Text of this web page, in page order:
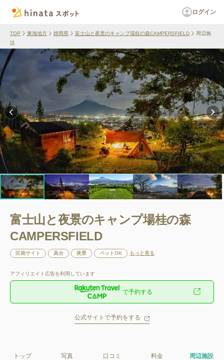
ログイン
TOP 東海地方 静岡県 富士山と夜景のキャンプ場桂の森CAMPERSFIELD
周辺施
設
富士山と夜景のキャンプ場桂の森
CAMPERSFIELD
区画サイト 高台 夜景 ペットOK もっと見る
アフィリエイト広告を利用しています
で予約する
公式サイトで予約をする
トップ 写真 口コミ 料金 周辺施設